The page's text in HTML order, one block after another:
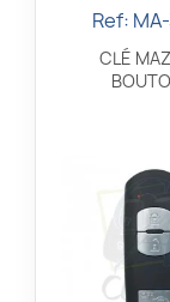
Aperçu
Ref:
CLÉ